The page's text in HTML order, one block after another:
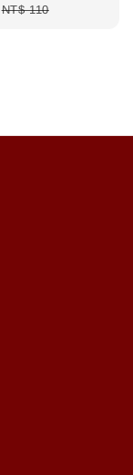
Regular
NT$ 110